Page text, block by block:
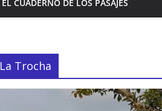
EL CUADERNO DE LOS PASAJES
La Trocha